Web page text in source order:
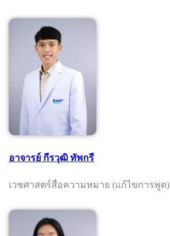
อาจารย์ กีรวุฒิ ทัพกรี
เวชศาสตร์สื่อความหมาย (แก้ไขการพูด)